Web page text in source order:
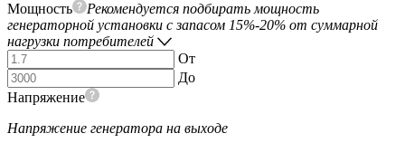
Мощность
Рекомендуется подбирать мощность
генераторной установки с запасом 15%-20% от суммарной
нагрузки потребителей
От
До
Напряжение
Напряжение генератора на выходе